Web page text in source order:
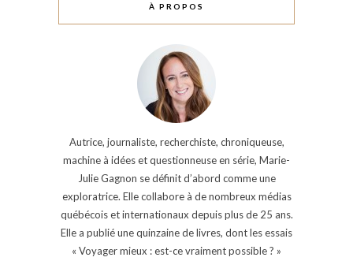
À PROPOS
Autrice, journaliste, recherchiste, chroniqueuse,
machine à idées et questionneuse en série, Marie-
Julie Gagnon se définit d’abord comme une
exploratrice. Elle collabore à de nombreux médias
québécois et internationaux depuis plus de 25 ans.
Elle a publié une quinzaine de livres, dont les essais
« Voyager mieux : est-ce vraiment possible ? »